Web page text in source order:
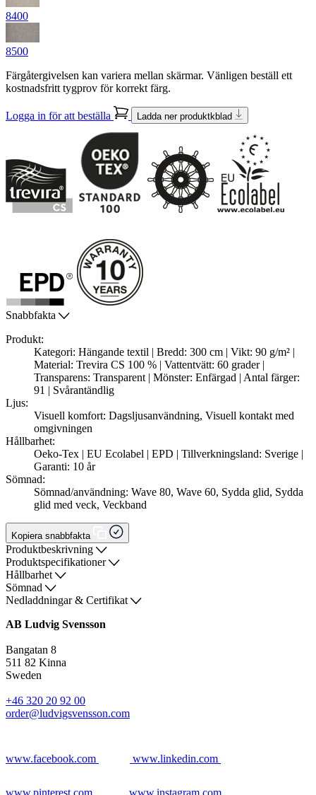
8400
8500
Färgåtergivelsen kan variera mellan skärmar. Vänligen beställ ett
kostnadsfritt tygprov för korrekt färg.
Logga in för att beställa Ladda ner produktkblad
Snabbfakta
Produkt:
Kategori: Hängande textil | Bredd: 300 cm | Vikt: 90 g/m² |
Material: Trevira CS 100 % | Vattentvätt: 60 grader |
Transparens: Transparent | Mönster: Enfärgad | Antal färger:
91 | Svårantändlig
Ljus:
Visuell komfort: Dagsljusanvändning, Visuell kontakt med
omgivningen
Hållbarhet:
Oeko-Tex | EU Ecolabel | EPD | Tillverkningsland: Sverige |
Garanti: 10 år
Sömnad:
Sömnad/användning: Wave 80, Wave 60, Sydda glid, Sydda
glid med veck, Veckband
Kopiera snabbfakta
Produktbeskrivning
Produktspecifikationer
Hållbarhet
Sömnad
Nedladdningar & Certifikat
AB Ludvig Svensson
Bangatan 8
511 82 Kinna
Sweden
+46 320 20 92 00
order@ludvigsvensson.com
www.facebook.com www.linkedin.com